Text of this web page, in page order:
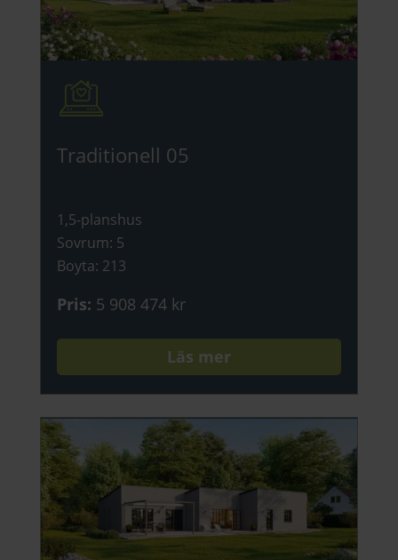
Traditionell 05
1,5-planshus
Sovrum: 5
Boyta: 213
Pris: 5 908 474 kr
Läs mer